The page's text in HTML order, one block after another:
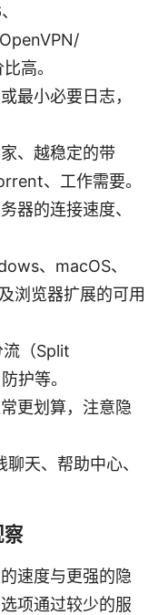
高。
最小必要日志，
、越稳定的带
、工作需要。
器的连接速度、
、macOS、
浏览器扩展的可用
（Split
护等。
更划算，注意隐
天、帮助中心、
察
速度与更强的隐
项通过较少的服